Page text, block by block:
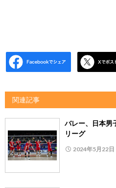
関連記事
バレー、日本男
リーグ
2024年5月22日